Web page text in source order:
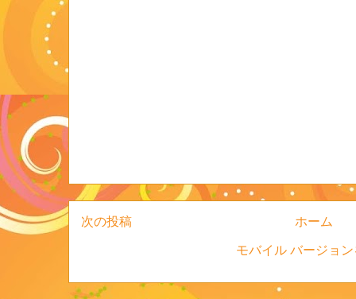
次の投稿 ホーム
モバイル バージョ